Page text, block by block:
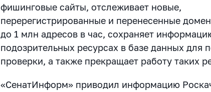
фишинговые сайты, отслеживает новые,
перерегистрированные и перенесенные
до 1 млн адресов в час, сохраняет
подозрительных ресурсах в базе данных для
проверки, а также прекращает работу таких
«СенатИнформ» приводил информацию